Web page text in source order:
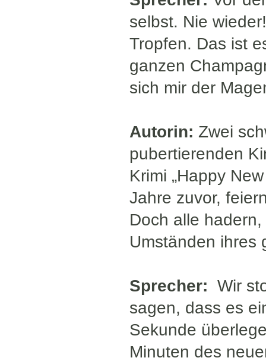
selbst. Nie
Tropfen. Das ist
ganzen
sich mir der
Autorin: Zwei
pubertierenden
Krimi „Happy
Jahre zuvor,
Doch alle
Umständen ihres
Sprecher: Wir
sagen, dass es
Sekunde
Minuten des